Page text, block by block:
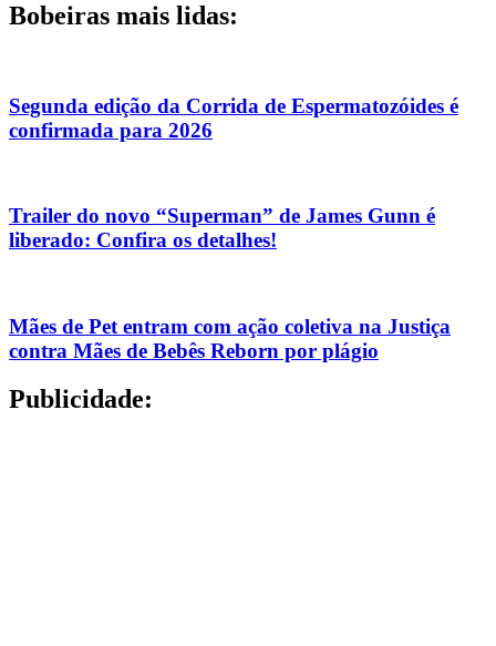
Bobeiras mais lidas:
Segunda edição da Corrida de Espermatozóides é
confirmada para 2026
Trailer do novo “Superman” de James Gunn é
liberado: Confira os detalhes!
Mães de Pet entram com ação coletiva na Justiça
contra Mães de Bebês Reborn por plágio
Publicidade: